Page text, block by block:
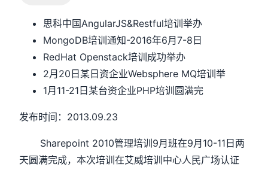
思科中国AngularJS&Restful培训举办
MongoDB培训通知-2016年6月7-8日
RedHat Openstack培训成功举办
2月20日某日资企业Websphere MQ培训举
1月11-21日某台资企业PHP培训圆满完
发布时间：2013.09.23
Sharepoint 2010管理培训9月班在9月10-11日两
天圆满完成，本次培训在艾威培训中心人民广场认证